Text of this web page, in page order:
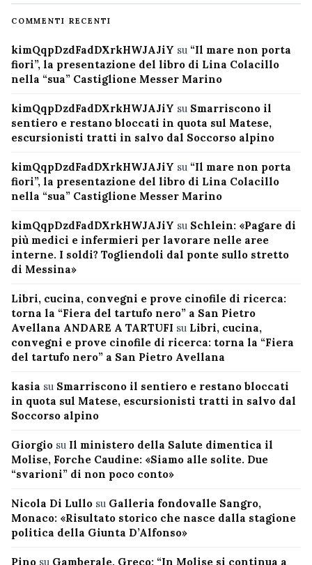
COMMENTI RECENTI
kimQqpDzdFadDXrkHWJAJiY su “Il mare non porta
fiori”, la presentazione del libro di Lina Colacillo
nella “sua” Castiglione Messer Marino
kimQqpDzdFadDXrkHWJAJiY su Smarriscono il
sentiero e restano bloccati in quota sul Matese,
escursionisti tratti in salvo dal Soccorso alpino
kimQqpDzdFadDXrkHWJAJiY su “Il mare non porta
fiori”, la presentazione del libro di Lina Colacillo
nella “sua” Castiglione Messer Marino
kimQqpDzdFadDXrkHWJAJiY su Schlein: «Pagare di
più medici e infermieri per lavorare nelle aree
interne. I soldi? Togliendoli dal ponte sullo stretto
di Messina»
Libri, cucina, convegni e prove cinofile di ricerca:
torna la “Fiera del tartufo nero” a San Pietro
Avellana ANDARE A TARTUFI su Libri, cucina,
convegni e prove cinofile di ricerca: torna la “Fiera
del tartufo nero” a San Pietro Avellana
kasia su Smarriscono il sentiero e restano bloccati
in quota sul Matese, escursionisti tratti in salvo dal
Soccorso alpino
Giorgio su Il ministero della Salute dimentica il
Molise, Forche Caudine: «Siamo alle solite. Due
“svarioni” di non poco conto»
Nicola Di Lullo su Galleria fondovalle Sangro,
Monaco: «Risultato storico che nasce dalla stagione
politica della Giunta D’Alfonso»
Pino su Gamberale, Greco: “In Molise si continua a